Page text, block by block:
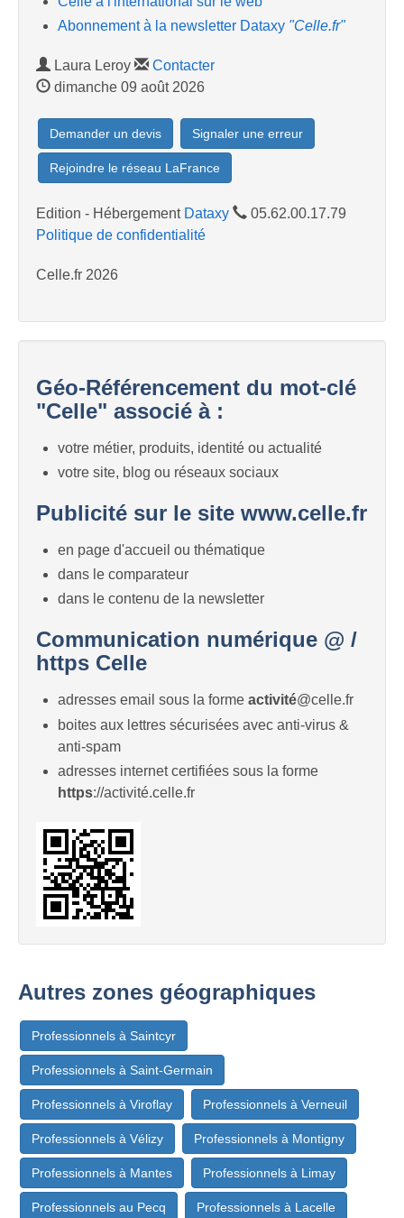
Abonnement à la newsletter Dataxy "Celle.fr"
Laura Leroy
Contacter
dimanche 09 août 2026
Demander un devis Signaler une erreur
Rejoindre le réseau LaFrance
Edition - Hébergement Dataxy
05.62.00.17.79
Politique de confidentialité
Celle.fr 2026
Géo-Référencement du mot-clé
"Celle" associé à :
votre métier, produits, identité ou actualité
votre site, blog ou réseaux sociaux
Publicité sur le site www.celle.fr
en page d'accueil ou thématique
dans le comparateur
dans le contenu de la newsletter
Communication numérique @ /
https Celle
adresses email sous la forme activité@celle.fr
boites aux lettres sécurisées avec anti-virus &
anti-spam
adresses internet certifiées sous la forme
https://activité.celle.fr
Autres zones géographiques
Professionnels à Saintcyr
Professionnels à Saint-Germain
Professionnels à Viroflay Professionnels à Verneuil
Professionnels à Vélizy Professionnels à Montigny
Professionnels à Mantes Professionnels à Limay
Professionnels au Pecq Professionnels à Lacelle